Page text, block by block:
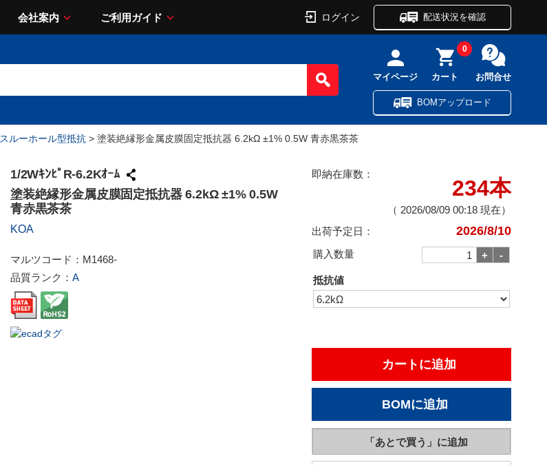
会社案内 ご利用ガイド ログイン 配送状況を確認
マイページ カート
0
お問合せ
BOMアップロード
スルーホール型抵抗 > 塗装絶縁形金属皮膜固定抵抗器 6.2kΩ ±1% 0.5W 青赤黒茶茶
1/2WｷﾝﾋﾟR-6.2Kｵｰﾑ
塗装絶縁形金属皮膜固定抵抗器 6.2kΩ ±1% 0.5W
青赤黒茶茶
KOA
マルツコード： M1468-
品質ランク： A
即納在庫数：
234本
（ 2026/08/09 00:18 現在）
出荷予定日：
2026/8/10
購入数量
抵抗値